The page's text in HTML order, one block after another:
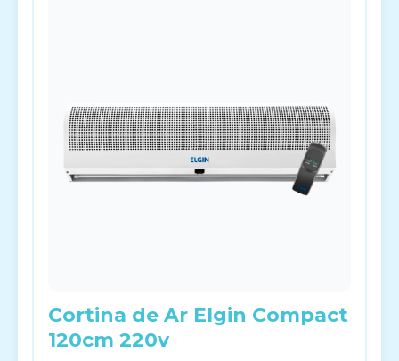
Cortina de Ar Elgin Compact
120cm 220v